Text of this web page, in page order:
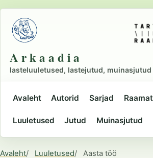
Liigu
põhisisu
juurde
A r k a a d i a
lasteluuletused, lastejutud, muinasjutud
Peamine
navigatsioon
Avaleht Autorid Sarjad
Luuletused Jutud Muinasjutud
Avaleht Luuletused Aasta töö